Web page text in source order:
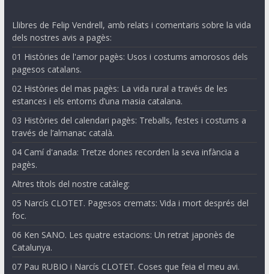
Llibres de Felip Vendrell, amb relats i comentaris sobre la vida
dels nostres avis a pagès:
01 Històries de l'amor pagès: Usos i costums amorosos dels
pagesos catalans.
02 Històries del mas pagès: La vida rural a través de les
estances i els entorns d’una masia catalana.
03 Històries del calendari pagès: Treballs, festes i costums a
través de l’almanac català.
04 Camí d'anada: Tretze dones recorden la seva infància a
pagès.
Altres títols del nostre catàleg:
05 Narcís CLOTET. Pagesos cremats: Vida i mort després del
foc.
06 Ken SANO. Les quatre estacions: Un retrat japonès de
Catalunya.
07 Pau RUBIO i Narcís CLOTET. Coses que feia el meu avi.